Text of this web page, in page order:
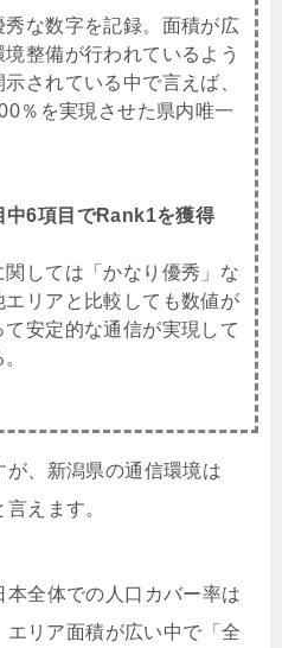
な数字を記録。面積が広
整備が行われているよう
されている中で言えば、
％を実現させた県内唯一
中6項目でRank1を獲得
しては「かなり優秀」な
リアと比較しても数値が
安定的な通信が実現して
が、新潟県の通信環境は
えます。
全体での人口カバー率は
リア面積が広い中で「全